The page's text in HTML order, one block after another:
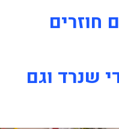
חוזרים
שנרד וגם